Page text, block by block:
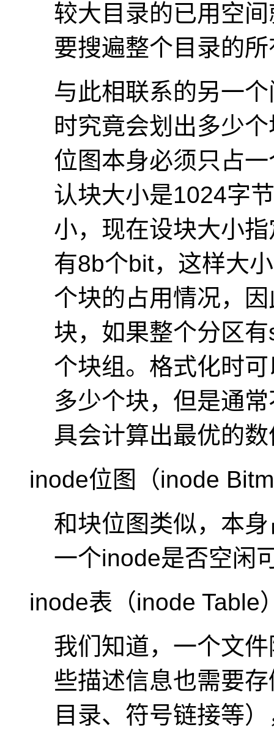
较大目录的已用空
要搜遍整个目录的
与此相联系的另一
时究竟会划出多少
位图本身必须只占
认块大小是1024字
小，现在设块大小
有8b个bit，这样大
个块的占用情况，
块，如果整个分区
个块组。格式化时
多少个块，但是通
具会计算出最优的
inode位图（inode
和块位图类似，本
一个inode是否空闲
inode表（inode Table
我们知道，一个文
些描述信息也需要
目录、符号链接等